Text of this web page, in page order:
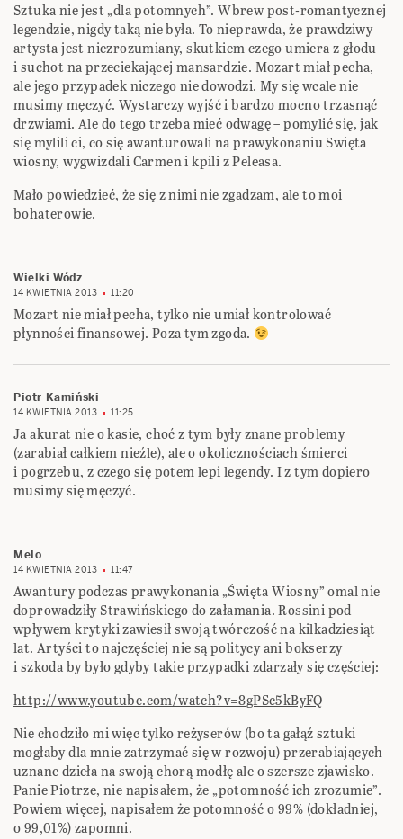
Sztuka nie jest „dla potomnych”. Wbrew post-romantycznej
legendzie, nigdy taką nie była. To nieprawda, że prawdziwy
artysta jest niezrozumiany, skutkiem czego umiera z głodu
i suchot na przeciekającej mansardzie. Mozart miał pecha,
ale jego przypadek niczego nie dowodzi. My się wcale nie
musimy męczyć. Wystarczy wyjść i bardzo mocno trzasnąć
drzwiami. Ale do tego trzeba mieć odwagę – pomylić się, jak
się mylili ci, co się awanturowali na prawykonaniu Swięta
wiosny, wygwizdali Carmen i kpili z Peleasa.
Mało powiedzieć, że się z nimi nie zgadzam, ale to moi
bohaterowie.
Wielki Wódz
14 KWIETNIA 2013 11:20
Mozart nie miał pecha, tylko nie umiał kontrolować
płynności finansowej. Poza tym zgoda.
Piotr Kamiński
14 KWIETNIA 2013 11:25
Ja akurat nie o kasie, choć z tym były znane problemy
(zarabiał całkiem nieźle), ale o okolicznościach śmierci
i pogrzebu, z czego się potem lepi legendy. I z tym dopiero
musimy się męczyć.
Melo
14 KWIETNIA 2013 11:47
Awantury podczas prawykonania „Święta Wiosny” omal nie
doprowadziły Strawińskiego do załamania. Rossini pod
wpływem krytyki zawiesił swoją twórczość na kilkadziesiąt
lat. Artyści to najczęściej nie są politycy ani bokserzy
i szkoda by było gdyby takie przypadki zdarzały się częściej:
http://www.youtube.com/watch?v=8gPSc5kByFQ
Nie chodziło mi więc tylko reżyserów (bo ta gałąź sztuki
mogłaby dla mnie zatrzymać się w rozwoju) przerabiających
uznane dzieła na swoją chorą modłę ale o szersze zjawisko.
Panie Piotrze, nie napisałem, że „potomność ich zrozumie”.
Powiem więcej, napisałem że potomność o 99% (dokładniej,
o 99,01%) zapomni.